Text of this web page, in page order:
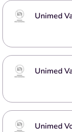
Unimed
Unimed
Unimed